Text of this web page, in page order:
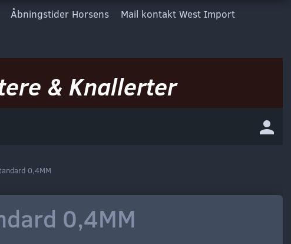
Åbningstider Horsens Mail kontakt West Import
& Knallerter
0,4MM
0,4MM